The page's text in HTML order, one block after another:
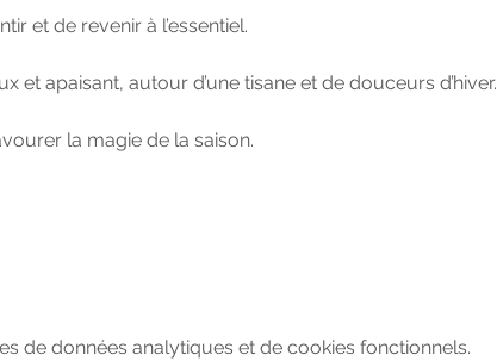
et de revenir à l’essentiel.
et apaisant, autour d’une tisane et de douceurs d’hiver.
la magie de la saison.
de données analytiques et de cookies fonctionnels.